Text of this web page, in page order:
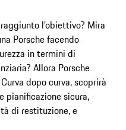
l’obiettivo? Mira
Porsche facendo
in termini di
Allora Porsche
dopo curva, scoprirà
sicura,
di restituzione, e